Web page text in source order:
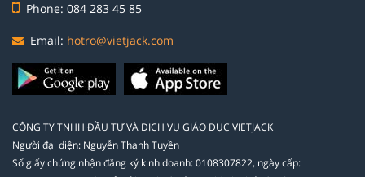
Phone: 084 283 45 85
Email: hotro@vietjack.com
CÔNG TY TNHH ĐẦU TƯ VÀ DỊCH VỤ GIÁO DỤC VIETJACK
Người đại diện: Nguyễn Thanh Tuyền
Số giấy chứng nhận đăng ký kinh doanh: 0108307822, ngày cấp: